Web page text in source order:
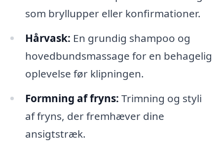
som bryllupper eller konfirmationer.
Hårvask: En grundig shampoo og
hovedbundsmassage for en behagelig
oplevelse før klipningen.
Formning af fryns: Trimning og styli
af fryns, der fremhæver dine
ansigtstræk.